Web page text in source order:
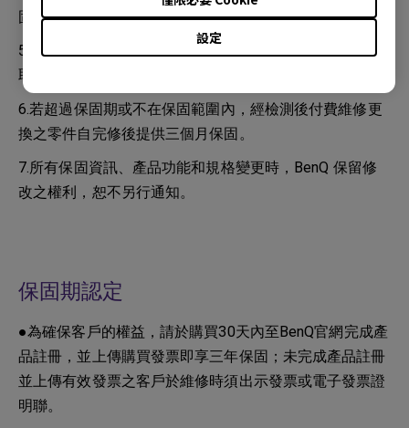
設定
固範圍內。
5.若超過保固期或不在保固範圍內，經檢測後不維修將收
取檢測費 300 元。
6.若超過保固期或不在保固範圍內，經檢測後付費維修更
換之零件自完修後提供三個月保固。
7.所有保固資訊、產品功能和規格變更時，BenQ 保留修
改之權利，恕不另行通知。
保固期認定
●為確保客戶的權益，請於購買30天內至BenQ官網完成產
品註冊，並上傳購買發票即享三年保固；未完成產品註冊
並上傳有效發票之客戶於維修時須出示發票或電子發票證
明聯。